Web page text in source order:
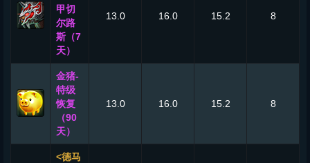
甲切
尔路
斯（7
天）
13.0 16.0 15.2 8
金猪-
特级
恢复
（90
天）
13.0 16.0 15.2 8
<德马